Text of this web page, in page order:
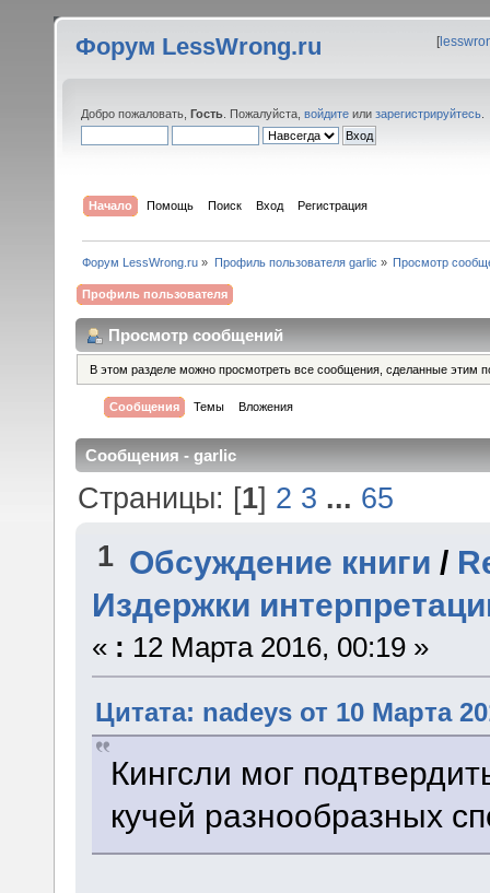
Форум LessWrong.ru [
Добро пожаловать, Гость . Пожалуйста, войдите или зарегистрируйтесь
Начало Помощь Поиск Вход Регистрация
Форум LessWrong.ru » Профиль пользователя garlic » Просмотр
Профиль пользователя
Просмотр сообщений
В этом разделе можно просмотреть все сообщения, сделанные этим
Сообщения Темы Вложения
Сообщения - garlic
Страницы: [1] 2 3 ... 65
1 Обсуждение книги /
Издержки
« : 12 Марта 2016, 00:19 »
Цитата: nadeys от 10 Марта
Кингсли мог
кучей разнообразных